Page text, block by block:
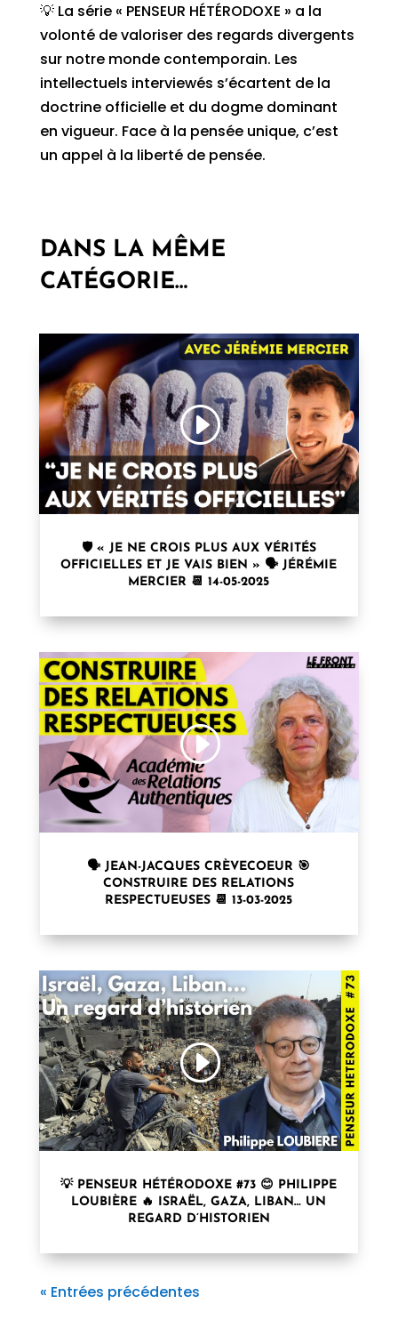
💡 La série « PENSEUR HÉTÉRODOXE » a la
volonté de valoriser des regards divergents
sur notre monde contemporain. Les
intellectuels interviewés s’écartent de la
doctrine officielle et du dogme dominant
en vigueur. Face à la pensée unique, c’est
un appel à la liberté de pensée.
DANS LA MÊME
CATÉGORIE…
🛡️ « JE NE CROIS PLUS AUX VÉRITÉS
OFFICIELLES ET JE VAIS BIEN » 🗣 JÉRÉMIE
MERCIER 📆 14-05-2025
🗣 JEAN-JACQUES CRÈVECOEUR 🎯
CONSTRUIRE DES RELATIONS
RESPECTUEUSES 📆 13-03-2025
💡 PENSEUR HÉTÉRODOXE #73 😊 PHILIPPE
LOUBIÈRE 🔥 ISRAËL, GAZA, LIBAN… UN
REGARD D’HISTORIEN
« Entrées précédentes